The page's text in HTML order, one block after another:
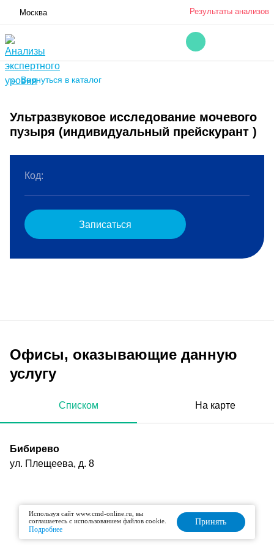
Москва Результаты анализов
← Вернуться в каталог
Ультразвуковое исследование мочевого
пузыря (индивидуальный прейскурант )
Код:
Записаться
Офисы, оказывающие данную
услугу
Списком На карте
Бибирево
ул. Плещеева, д. 8
Используя сайт www.cmd-online.ru, вы
соглашаетесь с использованием файлов cookie.
Подробнее
Принять